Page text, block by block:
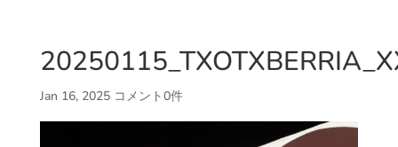
Jan 16, 2025 コメント0件